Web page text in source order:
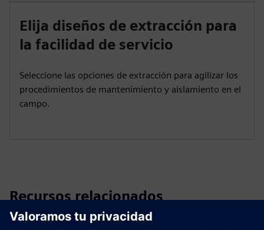
Elija diseños de extracción para
la facilidad de servicio
Seleccione las opciones de extracción para agilizar los
procedimientos de mantenimiento y aislamiento en el
campo.
Recursos relacionados
Información técnica y de especificaciones